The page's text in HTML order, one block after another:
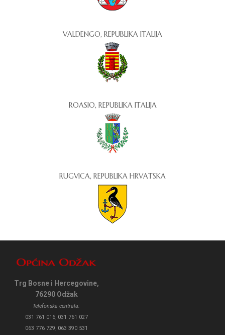
VALDENGO, REPUBLIKA ITALIJA
ROASIO, REPUBLIKA ITALIJA
RUGVICA, REPUBLIKA HRVATSKA
Trg Bosne i Hercegovine,
76290 Odžak
Telefonska centrala:
031 761 016, 031 761 027
063 776 729, 063 390 531